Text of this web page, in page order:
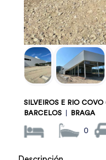
SILVEIROS E RIO
BARCELOS
BRAGA
0